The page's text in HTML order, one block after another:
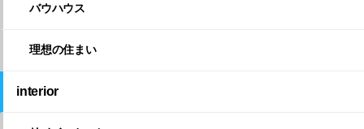
バウハウス
理想の住まい
interior